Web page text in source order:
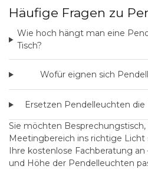
Häufige Fragen zu
Wie hoch hängt man eine
Tisch?
Wofür eignen sich
Ersetzen Pendelleuchten
Sie möchten Besprechungstisch,
Meetingbereich ins richtige Licht
Ihre kostenlose Fachberatung an
und Höhe der Pendelleuchten